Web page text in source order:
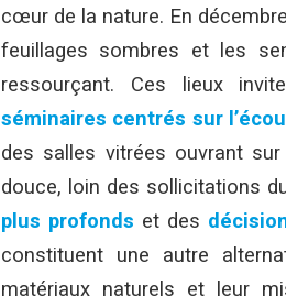
cœur de la nature. En
feuillages sombres et les
ressourçant. Ces lieux
séminaires centrés sur
des salles vitrées ouvrant
douce, loin des sollicitations
plus profonds et des
constituent une autre
matériaux naturels et leur